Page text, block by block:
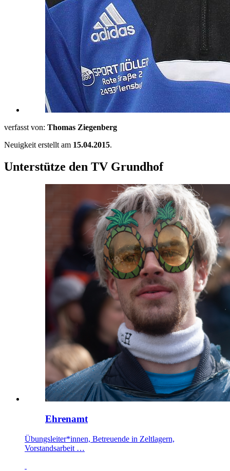
verfasst von: Thomas Ziegenberg
Neuigkeit erstellt am 15.04.2015.
Unterstütze den TV Grundhof
Ehrenamt
Übungsleiter*innen, Betreuende in Zeltlagern,
Vorstandsarbeit …